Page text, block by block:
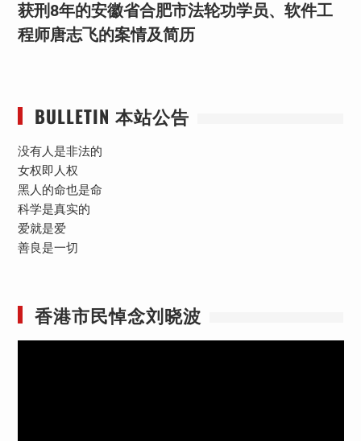
获刑8年的安徽省合肥市法轮功学员、软件工
程师唐志飞的案情及简历
BULLETIN 本站公告
没有人是非法的
女权即人权
黑人的命也是命
科学是真实的
爱就是爱
善良是一切
香港市民悼念刘晓波